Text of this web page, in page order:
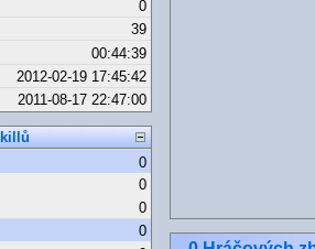
0
39
00:44:39
2012-02-19 17:45:42
2011-08-17 22:47:00
0
0
0
0